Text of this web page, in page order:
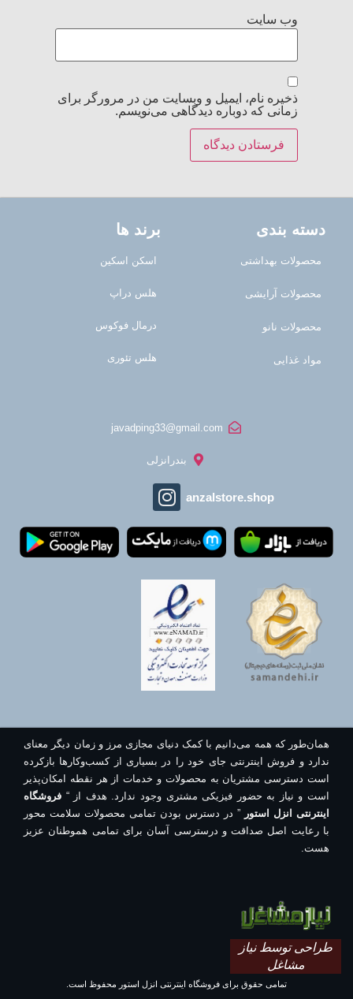
وب‌ سایت
ذخیره نام، ایمیل و وبسایت من در مرورگر برای
زمانی که دوباره دیدگاهی می‌نویسم.
دسته بندی
محصولات بهداشتی
محصولات آرایشی
محصولات نانو
مواد غذایی
برند ها
اسکن اسکین
هلس دراپ
درمال فوکوس
هلس تئوری
javadping33@gmail.com
بندرانزلی
anzalstore.shop
همان‌طور که همه می‌دانیم با کمک دنیای مجازی مرز و زمان دیگر معنای
ندارد و فروش اینترنتی جای خود را در بسیاری از کسب‌وکارها بازکرده
است دسترسی مشتریان به محصولات و خدمات از هر نقطه امکان‌پذیر
است و نیاز به حضور فیزیکی مشتری وجود ندارد. هدف از “ فروشگاه
اینترنتی انزل استور” در دسترس بودن تمامی محصولات سلامت محور
با رعایت اصل صداقت و درسترسی آسان برای تمامی هموطنان عزیز
هست.
طراحی توسط نیاز
مشاغل
تمامی حقوق برای فروشگاه اینترنتی انزل استور محفوظ است.